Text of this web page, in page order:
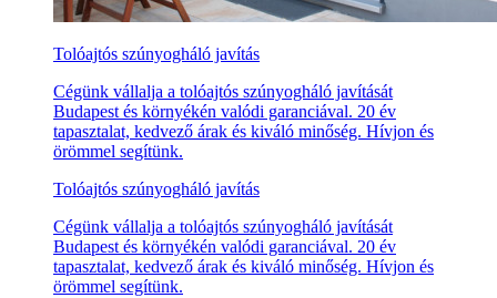
Tolóajtós szúnyogháló javítás
Cégünk vállalja a tolóajtós szúnyogháló javítását
Budapest és környékén valódi garanciával. 20 év
tapasztalat, kedvező árak és kiváló minőség. Hívjon és
örömmel segítünk.
Tolóajtós szúnyogháló javítás
Cégünk vállalja a tolóajtós szúnyogháló javítását
Budapest és környékén valódi garanciával. 20 év
tapasztalat, kedvező árak és kiváló minőség. Hívjon és
örömmel segítünk.